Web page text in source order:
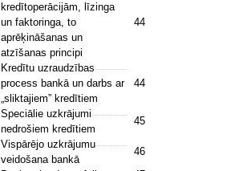
kredītoperācijām, līzinga
un faktoringa, to
aprēķināšanas un
atzīšanas principi
44
Kredītu uzraudzības
process bankā un darbs ar
„sliktajiem” kredītiem
44
Speciālie uzkrājumi
nedrošiem kredītiem
45
Vispārējo uzkrājumu
veidošana bankā
46